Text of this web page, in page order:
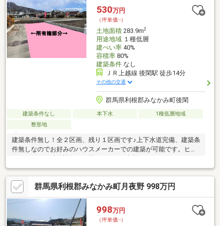
530万円
（坪単価:-）
土地面積283.9m2
用途地域１種低層
建ぺい率40%
容積率80%
建築条件なし
ＪＲ上越線 後閑駅 徒歩14分
その他の交通
群馬県利根郡みなかみ町後閑
建築条件なし 本下水
1種低層地域
整形地
建築条件無し！全２区画、残り１区画です♪上下水道完備、建築条
件無しなのでお好みのハウスメーカーでの建築が可能です。ヒカ
群馬県利根郡みなかみ町月夜野 998万円
998万円
（坪単価:-）